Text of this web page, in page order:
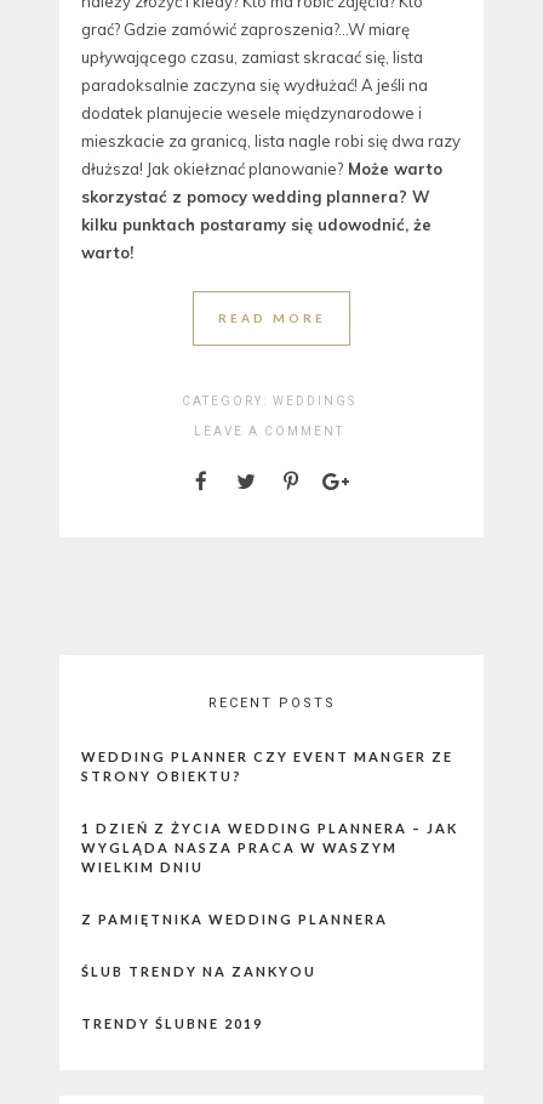
grać? Gdzie zamówić zaproszenia?…W miarę
upływającego czasu, zamiast skracać się, lista
paradoksalnie zaczyna się wydłużać! A jeśli na
dodatek planujecie wesele międzynarodowe i
mieszkacie za granicą, lista nagle robi się dwa razy
dłuższa! Jak okiełznać planowanie? Może warto
skorzystać z pomocy wedding plannera? W
kilku punktach postaramy się udowodnić, że
warto!
READ MORE
CATEGORY: WEDDINGS
LEAVE A COMMENT
RECENT POSTS
WEDDING PLANNER CZY EVENT MANGER ZE
STRONY OBIEKTU?
1 DZIEŃ Z ŻYCIA WEDDING PLANNERA – JAK
WYGLĄDA NASZA PRACA W WASZYM
WIELKIM DNIU
Z PAMIĘTNIKA WEDDING PLANNERA
ŚLUB TRENDY NA ZANKYOU
TRENDY ŚLUBNE 2019